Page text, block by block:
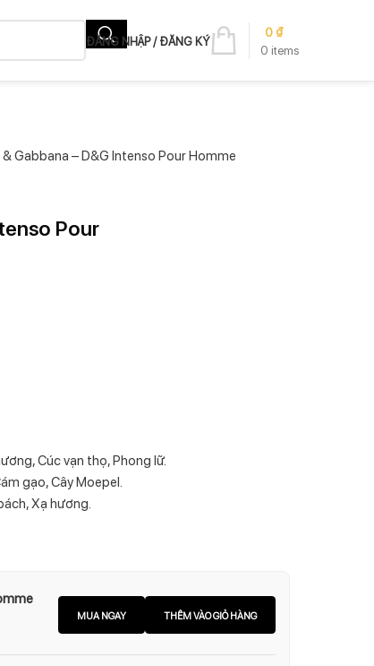
ĐĂNG NHẬP / ĐĂNG KÝ
0 items
0₫
Gabbana – D&G Intenso Pour Homme
Pour
Cúc vạn thọ, Phong lữ.
gạo, Cây Moepel.
Xạ hương.
MUA NGAY THÊM VÀO GIỎ HÀNG